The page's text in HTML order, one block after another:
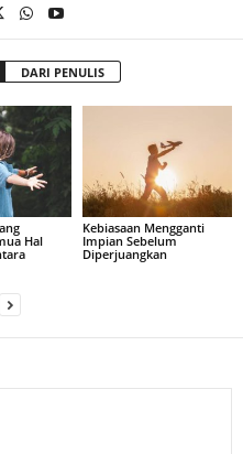
DARI PENULIS
Hal
Kebiasaan Mengganti
Impian Sebelum
Diperjuangkan